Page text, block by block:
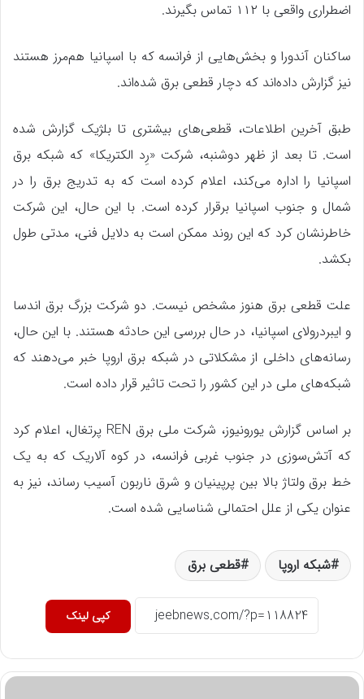
اضطراری واقعی با ۱۱۲ تماس بگیرند.
ساکنان آندورا و بخش‌هایی از فرانسه که با اسپانیا هم‌مرز هستند
نیز گزارش داده‌اند که دچار قطعی برق شده‌اند.
طبق آخرین اطلاعات، قطعی‌های بیشتری تا بلژیک گزارش شده
است. تا بعد از ظهر دوشنبه، شرکت «رِد الکتریکا» که شبکه برق
اسپانیا را اداره می‌کند، اعلام کرده است که به تدریج برق را در
شمال و جنوب اسپانیا برقرار کرده است. با این حال، این شرکت
خاطرنشان کرد که این روند ممکن است به دلایل فنی، مدتی طول
بکشد.
علت قطعی برق هنوز مشخص نیست. دو شرکت بزرگ برق اندسا
و ایبردرولای اسپانیا، در حال بررسی این حادثه هستند. با این حال،
رسانه‌های داخلی از مشکلاتی در شبکه برق اروپا خبر می‌دهند که
شبکه‌های ملی در این کشور را تحت تاثیر قرار داده است.
بر اساس گزارش یورونیوز، شرکت ملی برق REN پرتغال، اعلام کرد
که آتش‌سوزی در جنوب غربی فرانسه، در کوه آلاریک که به یک
خط برق ولتاژ بالا بین پرپینیان و شرق ناربون آسیب رساند، نیز به
عنوان یکی از علل احتمالی شناسایی شده است.
شبکه اروپا قطعی برق
کپی لینک